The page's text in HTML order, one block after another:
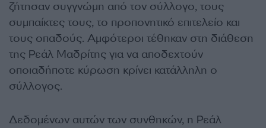
ζήτησαν συγγνώμη από τον σύλλογο, τους
συμπαίκτες τους, το προπονητικό επιτελείο και
τους οπαδούς. Αμφότεροι τέθηκαν στη διάθεση
της Ρεάλ Μαδρίτης για να αποδεχτούν
οποιαδήποτε κύρωση κρίνει κατάλληλη ο
σύλλογος.
Δεδομένων αυτών των συνθηκών, η Ρεάλ